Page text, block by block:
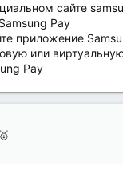
сайте
Pay
приложение
или
Pay